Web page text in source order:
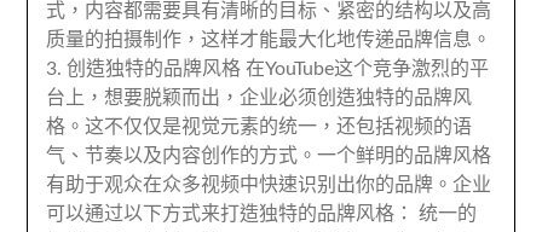
式 ， 内容都需要具有清晰的目标 、 紧密的结构以及高
质量的拍摄制作 ，这样才能最大化地传递品牌信息 。
3.创造独特的品牌风格 在YouTube这个竞争激烈的平
台上 ，想要脱颖而出 ，企业必须创造独特的品牌风
格 。这不仅仅是视觉元素的统一 ，还包括视频的语
气 、 节奏以及内容创作的方式 。一个鲜明的品牌风格
有助于观众在众多视频中快速识别出你的品牌 。企业
可以通过以下方式来打造独特的品牌风格 ：统一的